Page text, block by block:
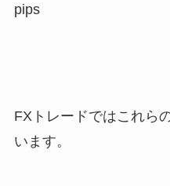
pips
FXトレードではこれら
います。